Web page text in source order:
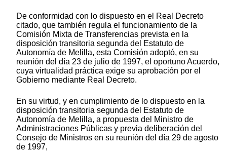
De conformidad con lo dispuesto en el Real Decreto
citado, que también regula el funcionamiento de la
Comisión Mixta de Transferencias prevista en la
disposición transitoria segunda del Estatuto de
Autonomía de Melilla, esta Comisión adoptó, en su
reunión del día 23 de julio de 1997, el oportuno Acuerdo,
cuya virtualidad práctica exige su aprobación por el
Gobierno mediante Real Decreto.
En su virtud, y en cumplimiento de lo dispuesto en la
disposición transitoria segunda del Estatuto de
Autonomía de Melilla, a propuesta del Ministro de
Administraciones Públicas y previa deliberación del
Consejo de Ministros en su reunión del día 29 de agosto
de 1997,